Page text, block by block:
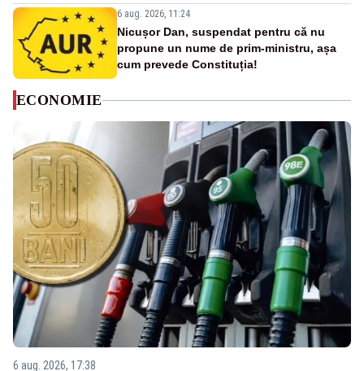
6 aug. 2026, 11:24
Nicușor Dan, suspendat pentru că nu
propune un nume de prim-ministru, așa
cum prevede Constituția!
ECONOMIE
6 aug. 2026, 17:38